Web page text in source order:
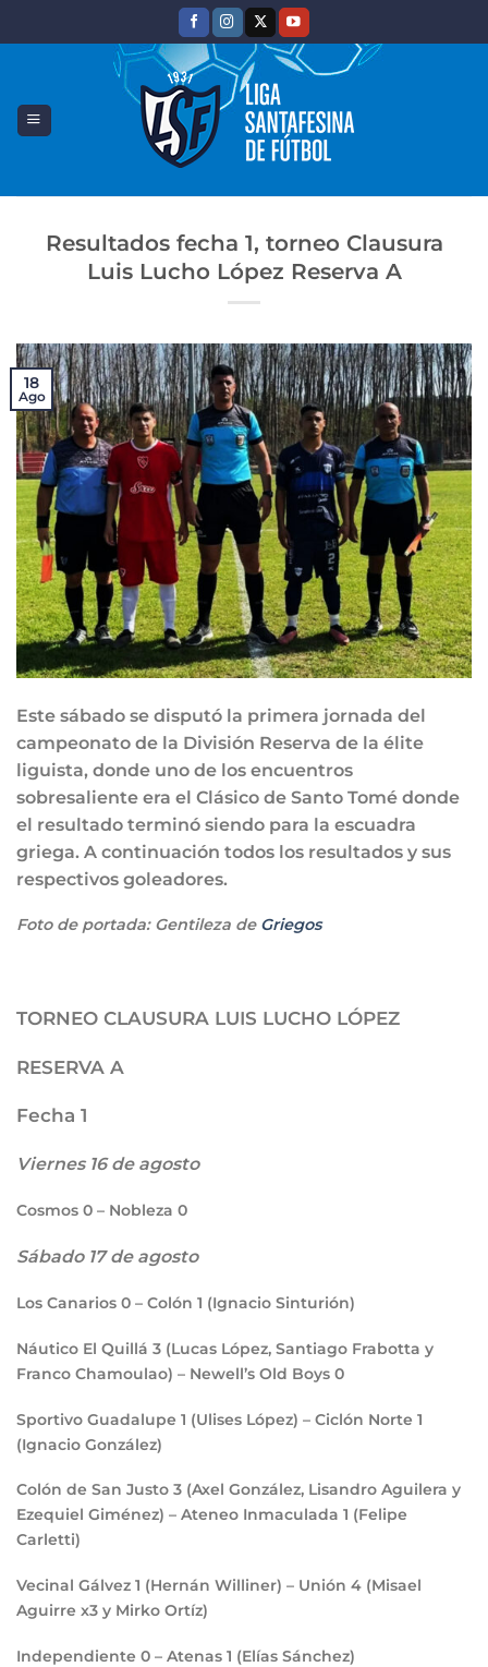
Resultados fecha 1, torneo Clausura
Luis Lucho López Reserva A
18
Ago
Este sábado se disputó la primera jornada del
campeonato de la División Reserva de la élite
liguista, donde uno de los encuentros
sobresaliente era el Clásico de Santo Tomé donde
el resultado terminó siendo para la escuadra
griega. A continuación todos los resultados y sus
respectivos goleadores.
Foto de portada: Gentileza de Griegos
TORNEO CLAUSURA LUIS LUCHO LÓPEZ
RESERVA A
Fecha 1
Viernes 16 de agosto
Cosmos 0 – Nobleza 0
Sábado 17 de agosto
Los Canarios 0 – Colón 1 (Ignacio Sinturión)
Náutico El Quillá 3 (Lucas López, Santiago Frabotta y
Franco Chamoulao) – Newell’s Old Boys 0
Sportivo Guadalupe 1 (Ulises López) – Ciclón Norte 1
(Ignacio González)
Colón de San Justo 3 (Axel González, Lisandro Aguilera y
Ezequiel Giménez) – Ateneo Inmaculada 1 (Felipe
Carletti)
Vecinal Gálvez 1 (Hernán Williner) – Unión 4 (Misael
Aguirre x3 y Mirko Ortíz)
Independiente 0 – Atenas 1 (Elías Sánchez)